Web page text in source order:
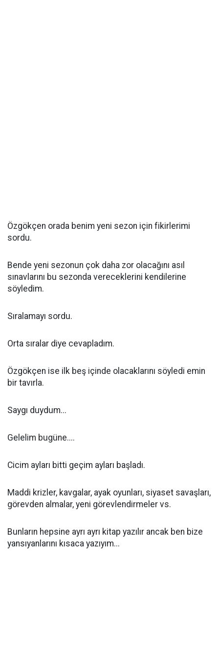
Özgökçen orada benim yeni sezon için fikirlerimi
sordu.
Bende yeni sezonun çok daha zor olacağını asıl
sınavlarını bu sezonda vereceklerini kendilerine
söyledim.
Sıralamayı sordu.
Orta sıralar diye cevapladım.
Özgökçen ise ilk beş içinde olacaklarını söyledi emin
bir tavırla.
Saygı duydum...
Gelelim bugüne....
Cicim ayları bitti geçim ayları başladı.
Maddi krizler, kavgalar, ayak oyunları, siyaset savaşları,
görevden almalar, yeni görevlendirmeler vs.
Bunların hepsine ayrı ayrı kitap yazılır ancak ben bize
yansıyanlarını kısaca yazıyım...